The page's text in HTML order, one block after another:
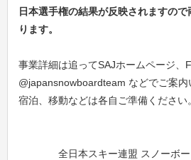
日本選手権の結果が反映されますの
ります。
事業詳細は追ってSAJホームページ、
@japansnowboardteam などでご案内
宿泊、移動などは各自ご準備ください。
全日本スキー連盟 スノーボー